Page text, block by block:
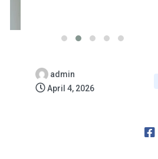
admin
April 4, 2026